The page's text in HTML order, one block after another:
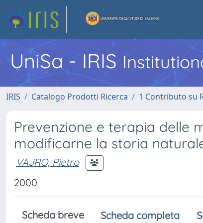
UniSa - IRIS
IRIS Catalogo Prodotti Ricerca 1 Contributo su
Prevenzione e terapia delle
modificarne la storia
VAJRO, Pietro
2000
Scheda breve Scheda completa